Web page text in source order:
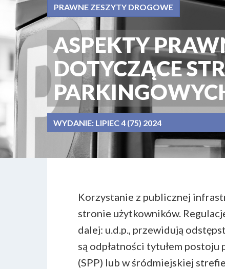
PRAWNE ZESZYTY DROGOWE
ASPEKTY
DOTYCZĄCE
WYDANIE: LIPIEC 4 (75) 2024
Korzystanie z publicznej
stronie użytkowników.
dalej: u.d.p., przewidują
są odpłatności tytułem
(SPP) lub w śródmiejskiej